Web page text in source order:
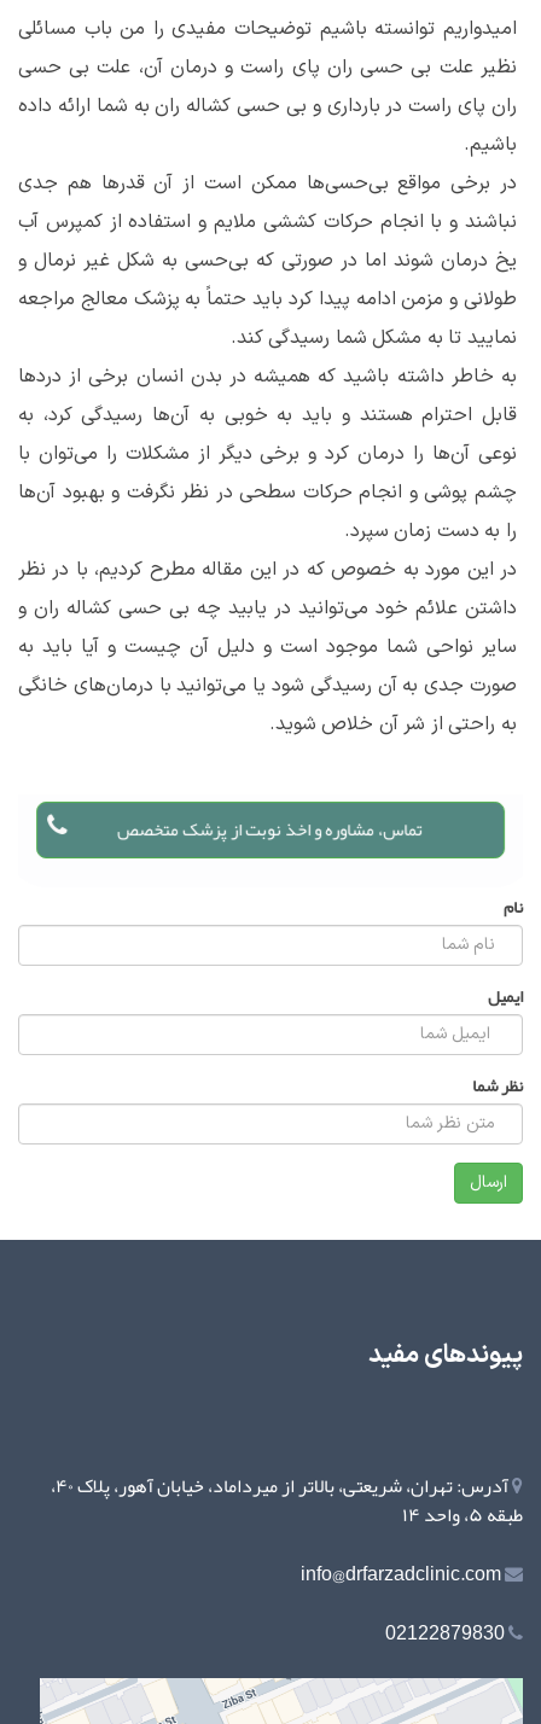
امیدواریم توانسته باشیم توضیحات مفیدی را من باب مسائلی
نظیر علت بی حسی ران پای راست و درمان آن، علت بی حسی
ران پای راست در بارداری و بی حسی کشاله ران به شما ارائه داده
باشیم.
در برخی مواقع بی‌حسی‌ها ممکن است از آن قدر‌ها هم جدی
نباشند و با انجام حرکات کششی ملایم و استفاده از کمپرس آب
یخ درمان شوند اما در صورتی که بی‌حسی به شکل غیر نرمال و
طولانی و مزمن ادامه پیدا کرد باید حتماً به پزشک معالج مراجعه
نمایید تا به مشکل شما رسیدگی کند.
به خاطر داشته باشید که همیشه در بدن انسان برخی از درد‌ها
قابل احترام هستند و باید به خوبی به آن‌ها رسیدگی کرد، به
نوعی آن‌ها را درمان کرد و برخی دیگر از مشکلات را می‌توان با
چشم پوشی و انجام حرکات سطحی در نظر نگرفت و بهبود آن‌ها
را به دست زمان سپرد.
در این مورد به خصوص که در این مقاله مطرح کردیم، با در نظر
داشتن علائم خود می‌توانید در یابید چه بی حسی کشاله ران و
سایر نواحی شما موجود است و دلیل آن چیست و آیا باید به
صورت جدی به آن رسیدگی شود یا می‌توانید با درمان‌های خانگی
به راحتی از شر آن خلاص شوید.
تماس، مشاوره و اخذ نوبت از پزشک متخصص
نام
ایمیل
نظر شما
پیوندهای مفید
آدرس: تهران، شریعتی، بالاتر از میرداماد، خیابان آهور، پلاک ۴۰،
طبقه ۵، واحد ۱۴
info@drfarzadclinic.com
02122879830